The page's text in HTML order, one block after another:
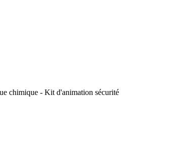
chimique - Kit d'animation sécurité